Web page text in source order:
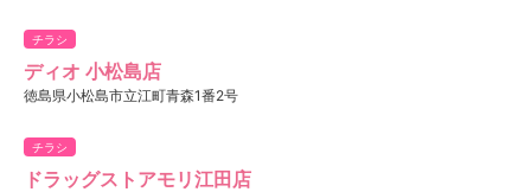
チラシ
ディオ 小松島店
徳島県小松島市立江町青森1番2号
チラシ
ドラッグストアモリ江田店